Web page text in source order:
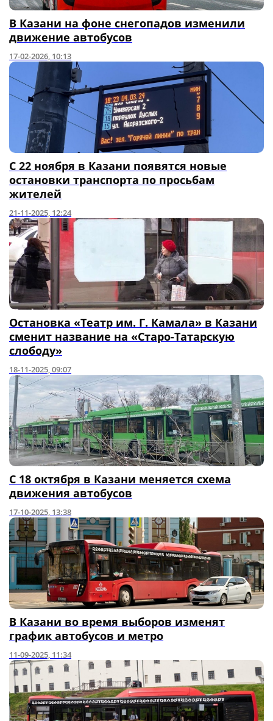
В Казани на фоне снегопадов изменили
движение автобусов
17-02-2026, 10:13
С 22 ноября в Казани появятся новые
остановки транспорта по просьбам
жителей
21-11-2025, 12:24
Остановка «Театр им. Г. Камала» в Казани
сменит название на «Старо-Татарскую
слободу»
18-11-2025, 09:07
С 18 октября в Казани меняется схема
движения автобусов
17-10-2025, 13:38
В Казани во время выборов изменят
график автобусов и метро
11-09-2025, 11:34